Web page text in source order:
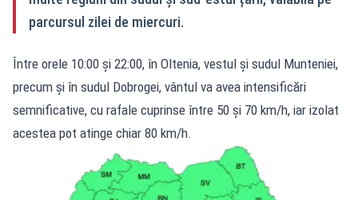
parcursul zilei de miercuri.
Între orele 10:00 și 22:00, în Oltenia, vestul și sudul Munteniei,
precum și în sudul Dobrogei, vântul va avea intensificări
semnificative, cu rafale cuprinse între 50 și 70 km/h, iar izolat
acestea pot atinge chiar 80 km/h.